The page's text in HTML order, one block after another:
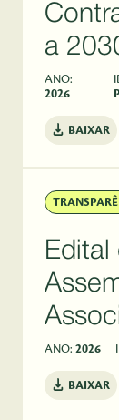
a
ANO:
2026
BAIXAR
ANO: 2026
BAIXAR